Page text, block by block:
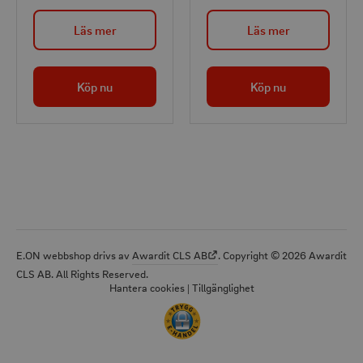
pumpar. För att fästa
eller ta loss slangen,
vrid helt enkelt på den,
tack vare quick-fix-
funktionen, vilket gör
det snabbt och enkelt.
Läs mer
Köp nu
pumpar.
Läs mer
Köp nu
E.ON webbshop drivs av Awardit CLS AB
. Copyright © 2026 Awardit
CLS AB. All Rights Reserved.
Hantera cookies| Tillgänglighet